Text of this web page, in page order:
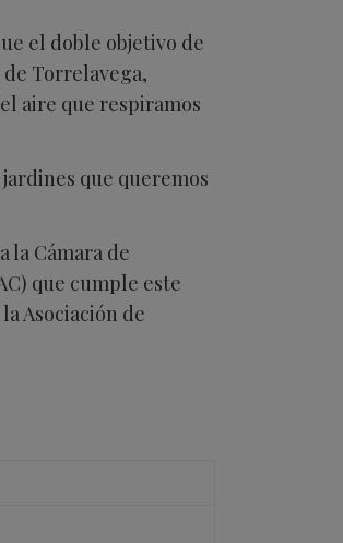
el doble objetivo de
Torrelavega,
aire que respiramos
que queremos
la Cámara de
que cumple este
Asociación de